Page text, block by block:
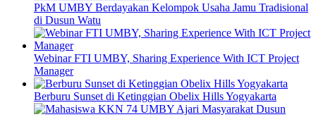
PkM UMBY Berdayakan Kelompok Usaha Jamu Tradisional
di Dusun Watu
Webinar FTI UMBY, Sharing Experience With ICT Project
Manager
Berburu Sunset di Ketinggian Obelix Hills Yogyakarta